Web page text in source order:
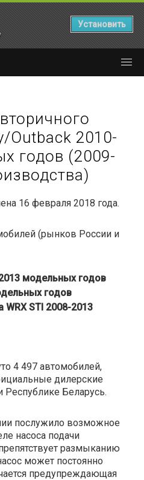
Outback 2010-
годов (2009-
16 февраля 2018 года.
(рынков России и
модельных годов
годов
WRX STI 2008-2013
4 497 автомобилей,
дилерские
Республике Беларусь.
послужило возможное
насоса подачи
размыканию
может постоянно
предупреждающая
Установить